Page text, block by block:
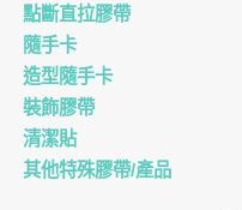
點斷直拉膠帶
隨手卡
造型隨手卡
裝飾膠帶
清潔貼
其他特殊膠帶/產品